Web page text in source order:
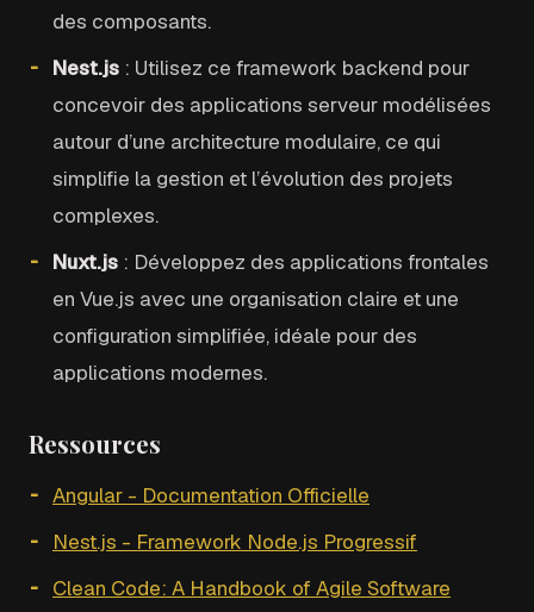
des composants.
Nest.js : Utilisez ce framework backend pour
concevoir des applications serveur modélisées
autour d’une architecture modulaire, ce qui
simplifie la gestion et l’évolution des projets
complexes.
Nuxt.js : Développez des applications frontales
en Vue.js avec une organisation claire et une
configuration simplifiée, idéale pour des
applications modernes.
Ressources
Angular - Documentation Officielle
Nest.js - Framework Node.js Progressif
Clean Code: A Handbook of Agile Software